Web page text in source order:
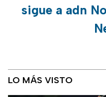
sigue a adn
LO MÁS VISTO